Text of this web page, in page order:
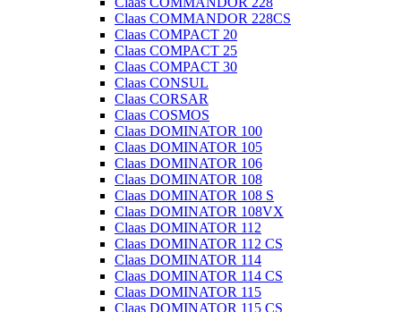
Claas COMMANDOR 228CS
Claas COMPACT 20
Claas COMPACT 25
Claas COMPACT 30
Claas CONSUL
Claas CORSAR
Claas COSMOS
Claas DOMINATOR 100
Claas DOMINATOR 105
Claas DOMINATOR 106
Claas DOMINATOR 108
Claas DOMINATOR 108 S
Claas DOMINATOR 108VX
Claas DOMINATOR 112
Claas DOMINATOR 112 CS
Claas DOMINATOR 114
Claas DOMINATOR 114 CS
Claas DOMINATOR 115
Claas DOMINATOR 115 CS